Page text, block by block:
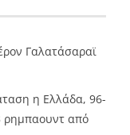
Γαλατάσαραϊ
η Ελλάδα, 96-
ρημπαουντ από